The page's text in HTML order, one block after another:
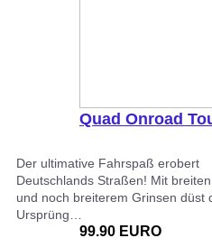
Quad Onroad
Der ultimative Fahrspaß erobert
Deutschlands Straßen! Mit
und noch breiterem Grinsen düst
Ursprüng…
99.90 EURO